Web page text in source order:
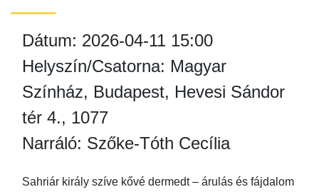
Dátum: 2026-04-11 15:00
Helyszín/Csatorna: Magyar
Színház, Budapest, Hevesi Sándor
tér 4., 1077
Narráló: Szőke-Tóth Cecília
Sahriár király szíve kővé dermedt – árulás és fájdalom